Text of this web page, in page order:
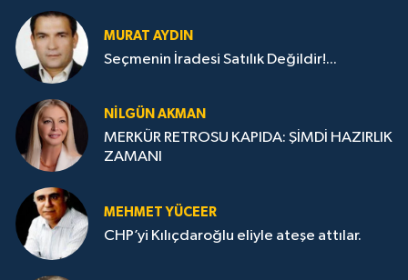
MURAT AYDIN
Seçmenin İradesi Satılık Değildir!...
NILGÜN AKMAN
MERKÜR RETROSU KAPIDA: ŞİMDİ HAZIRLIK
ZAMANI
MEHMET YÜCEER
CHP’yi Kılıçdaroğlu eliyle ateşe attılar.